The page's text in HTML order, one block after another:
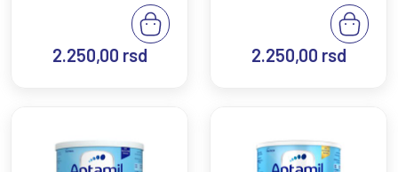
2.250,00 rsd 2.250,00 rsd